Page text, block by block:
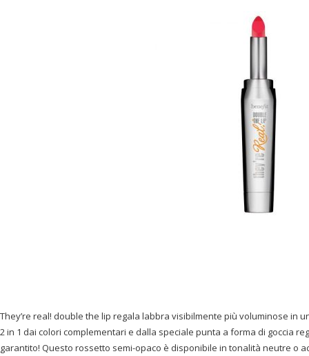
They’re real! double the lip regala labbra visibilmente più voluminose in
2 in 1 dai colori complementari e dalla speciale punta a forma di goccia
garantito! Questo rossetto semi-opaco è disponibile in tonalità neutre o